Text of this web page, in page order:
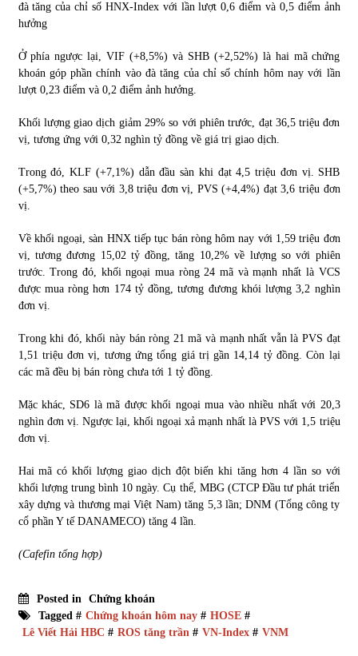
đà tăng của chỉ số HNX-Index với lần lượt 0,6 điểm và 0,5 điểm ảnh
hưởng
Ở phía ngược lại, VIF (+8,5%) và SHB (+2,52%) là hai mã chứng
khoán góp phần chính vào đà tăng của chỉ số chính hôm nay với lần
lượt 0,23 điểm và 0,2 điểm ảnh hưởng.
Khối lượng giao dịch giảm 29% so với phiên trước, đạt 36,5 triệu đơn
vị, tương ứng với 0,32 nghìn tỷ đồng về giá trị giao dịch.
Trong đó, KLF (+7,1%) dẫn đầu sàn khi đạt 4,5 triệu đơn vị. SHB
(+5,7%) theo sau với 3,8 triệu đơn vị, PVS (+4,4%) đạt 3,6 triệu đơn
vị.
Về khối ngoại, sàn HNX tiếp tục bán ròng hôm nay với 1,59 triệu đơn
vị, tương đương 15,02 tỷ đồng, tăng 10,2% về lượng so với phiên
trước. Trong đó, khối ngoại mua ròng 24 mã và mạnh nhất là VCS
được mua ròng hơn 174 tỷ đồng, tương đương khói lượng 3,2 nghìn
đơn vị.
Trong khi đó, khối này bán ròng 21 mã và mạnh nhất vẫn là PVS đạt
1,51 triệu đơn vị, tương ứng tổng giá trị gần 14,14 tỷ đồng. Còn lại
các mã đều bị bán ròng chưa tới 1 tỷ đồng.
Mặc khác, SD6 là mã được khối ngoại mua vào nhiều nhất với 20,3
nghìn đơn vị. Ngược lại, khối ngoại xả mạnh nhất là PVS với 1,5 triệu
đơn vị.
Hai mã có khối lượng giao dịch đột biến khi tăng hơn 4 lần so với
khối lượng trung bình 10 ngày. Cụ thể, MBG (CTCP Đầu tư phát triển
xây dựng và thương mại Việt Nam) tăng 5,3 lần; DNM (Tổng công ty
cổ phần Y tế DANAMECO) tăng 4 lần.
(Cafefin tổng hợp)
Posted in Chứng khoán
Tagged # Chứng khoán hôm nay# HOSE#
Lê Viết Hải HBC # ROS tăng trần# VN-Index# VNM